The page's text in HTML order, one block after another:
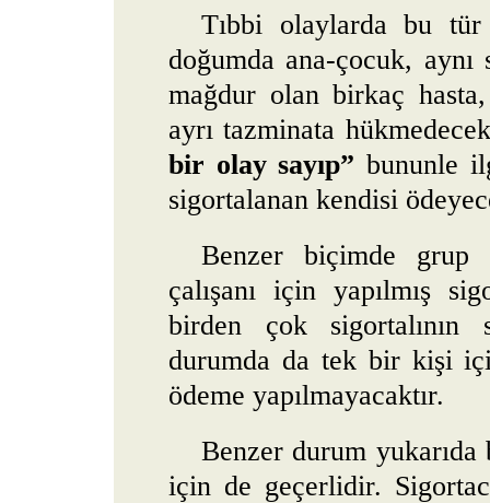
Tıbbi olaylarda bu
doğumda ana-çocuk,
mağdur olan birkaç
ayrı tazminata
bir olay sayıp” bununle
sigortalanan kendisi
Benzer biçimde grup
çalışanı için yapılmış
birden çok sigortalının
durumda da tek bir kişi
ödeme yapılmayacaktır.
Benzer durum
için de geçerlidir.